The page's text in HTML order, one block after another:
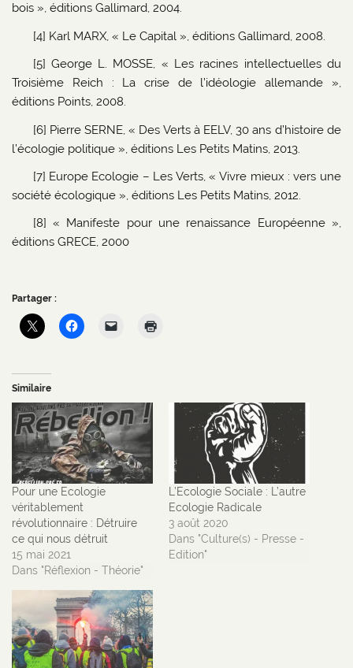
bois », éditions Gallimard, 2004.
[4] Karl MARX, « Le Capital », éditions Gallimard, 2008.
[5] George L. MOSSE, « Les racines intellectuelles du
Troisième Reich : La crise de l’idéologie allemande »,
éditions Points, 2008.
[6] Pierre SERNE, « Des Verts à EELV, 30 ans d’histoire de
l’écologie politique », éditions Les Petits Matins, 2013.
[7] Europe Ecologie – Les Verts, « Vivre mieux : vers une
société écologique », éditions Les Petits Matins, 2012.
[8] « Manifeste pour une renaissance Européenne »,
éditions GRECE, 2000
Partager :
Similaire
Pour une Ecologie
véritablement
révolutionnaire : Détruire
ce qui nous détruit
15 mai 2021
Dans "Réflexion - Théorie"
L’Ecologie Sociale : L’autre
Ecologie Radicale
3 août 2020
Dans "Culture(s) - Presse -
Edition"